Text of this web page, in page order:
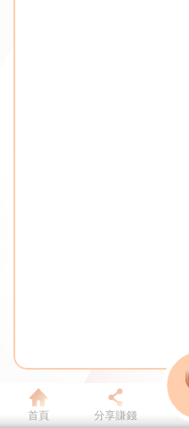
首頁 分享賺錢